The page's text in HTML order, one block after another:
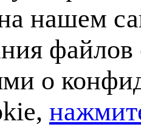
нашем
о